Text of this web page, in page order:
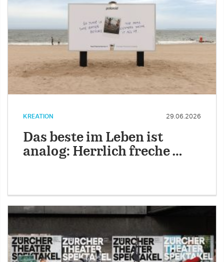
KREATION 29.06.2026
Das beste im Leben ist
analog: Herrlich freche …